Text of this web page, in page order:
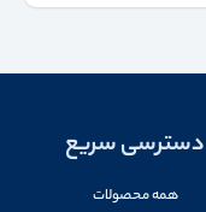
دسترسی سریع
همه محصولات